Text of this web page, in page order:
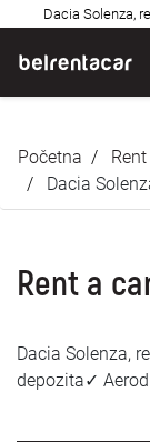
Cene
O nama
Najčešća pitanja
Početna
Dacia
Rent a
Dacia Solenza,
depozita✓